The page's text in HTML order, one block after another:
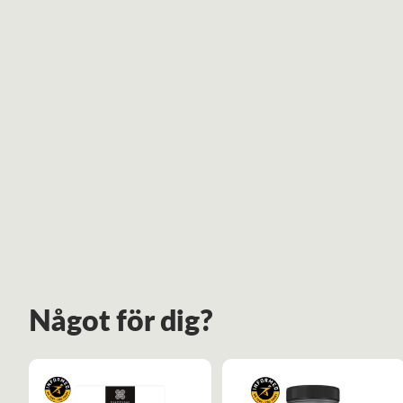
Något för dig?